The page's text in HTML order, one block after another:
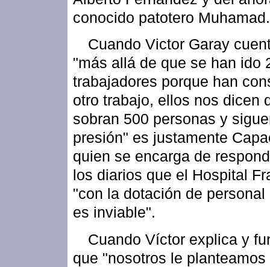
conocido patotero Muhamad.
Cuando Victor Garay
"más allá de que se han ido
trabajadores porque han
otro trabajo, ellos nos dicen
sobran 500 personas y
presión" es justamente
quien se encarga de
los diarios que el Hospital
"con la dotación de personal
es inviable".
Cuando Víctor explica y
que "nosotros le